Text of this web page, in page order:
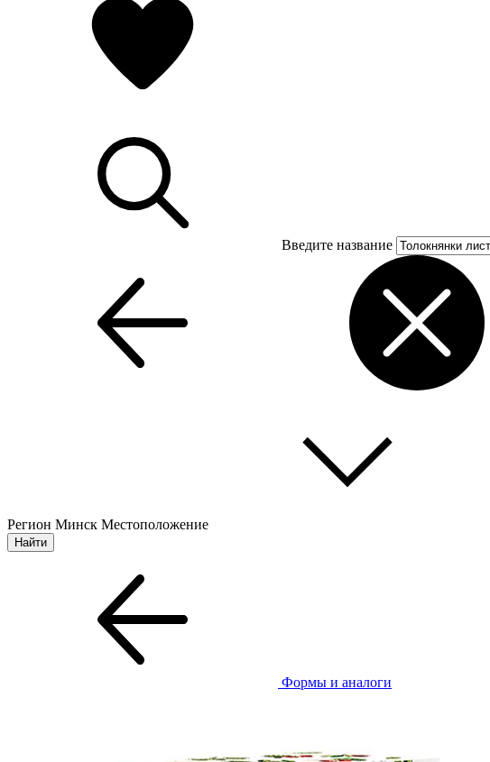
Введите название
Регион Минск Местоположение
Формы и аналоги